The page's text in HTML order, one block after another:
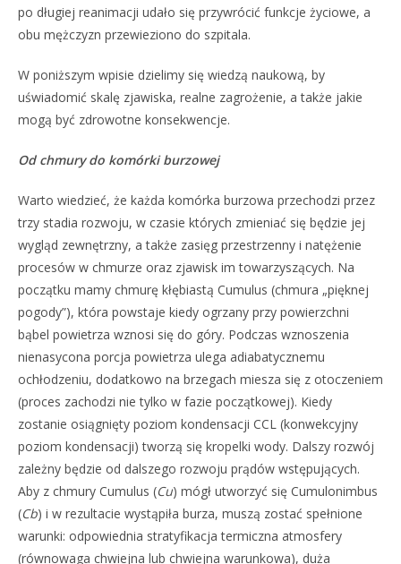
po długiej reanimacji udało się przywrócić funkcje życiowe, a
obu mężczyzn przewieziono do szpitala.
W poniższym wpisie dzielimy się wiedzą naukową, by
uświadomić skalę zjawiska, realne zagrożenie, a także jakie
mogą być zdrowotne konsekwencje.
Od chmury do komórki burzowej
Warto wiedzieć, że każda komórka burzowa przechodzi przez
trzy stadia rozwoju, w czasie których zmieniać się będzie jej
wygląd zewnętrzny, a także zasięg przestrzenny i natężenie
procesów w chmurze oraz zjawisk im towarzyszących. Na
początku mamy chmurę kłębiastą Cumulus (chmura „pięknej
pogody”), która powstaje kiedy ogrzany przy powierzchni
bąbel powietrza wznosi się do góry. Podczas wznoszenia
nienasycona porcja powietrza ulega adiabatycznemu
ochłodzeniu, dodatkowo na brzegach miesza się z otoczeniem
(proces zachodzi nie tylko w fazie początkowej). Kiedy
zostanie osiągnięty poziom kondensacji CCL (konwekcyjny
poziom kondensacji) tworzą się kropelki wody. Dalszy rozwój
zależny będzie od dalszego rozwoju prądów wstępujących.
Aby z chmury Cumulus (Cu) mógł utworzyć się Cumulonimbus
(Cb) i w rezultacie wystąpiła burza, muszą zostać spełnione
warunki: odpowiednia stratyfikacja termiczna atmosfery
(równowaga chwiejna lub chwiejna warunkowa), duża